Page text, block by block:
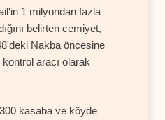
1 milyondan fazla
belirten cemiyet,
Nakba öncesine
aracı olarak
kasaba ve köyde